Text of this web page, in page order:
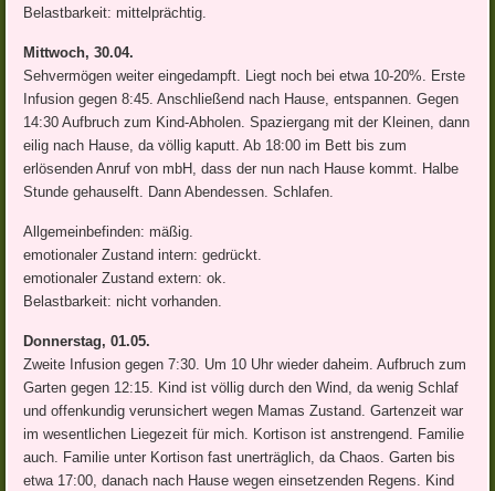
Belastbarkeit: mittelprächtig.
Mittwoch, 30.04.
Sehvermögen weiter eingedampft. Liegt noch bei etwa 10-20%. Erste
Infusion gegen 8:45. Anschließend nach Hause, entspannen. Gegen
14:30 Aufbruch zum Kind-Abholen. Spaziergang mit der Kleinen, dann
eilig nach Hause, da völlig kaputt. Ab 18:00 im Bett bis zum
erlösenden Anruf von mbH, dass der nun nach Hause kommt. Halbe
Stunde gehauselft. Dann Abendessen. Schlafen.
Allgemeinbefinden: mäßig.
emotionaler Zustand intern: gedrückt.
emotionaler Zustand extern: ok.
Belastbarkeit: nicht vorhanden.
Donnerstag, 01.05.
Zweite Infusion gegen 7:30. Um 10 Uhr wieder daheim. Aufbruch zum
Garten gegen 12:15. Kind ist völlig durch den Wind, da wenig Schlaf
und offenkundig verunsichert wegen Mamas Zustand. Gartenzeit war
im wesentlichen Liegezeit für mich. Kortison ist anstrengend. Familie
auch. Familie unter Kortison fast unerträglich, da Chaos. Garten bis
etwa 17:00, danach nach Hause wegen einsetzenden Regens. Kind